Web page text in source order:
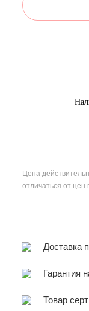
Цена
отличаться от цен
Доставка
Гарантия
Товар